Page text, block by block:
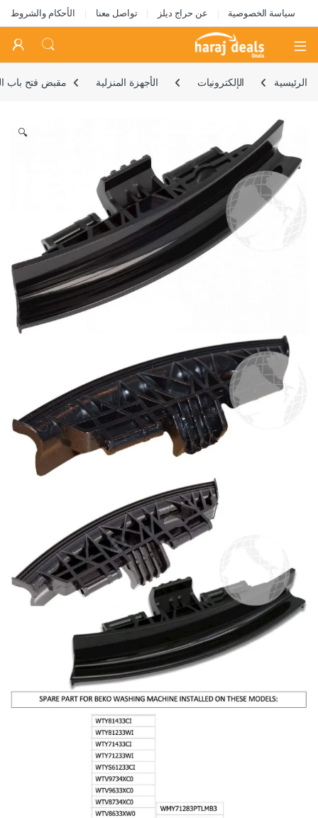
سياسة الخصوصية عن حراج ديلز تواصل معنا الأحكام والشروط
Open
الرئيسية الإلكترونيات الأجهزة المنزلية مقبض فتح باب
🔍